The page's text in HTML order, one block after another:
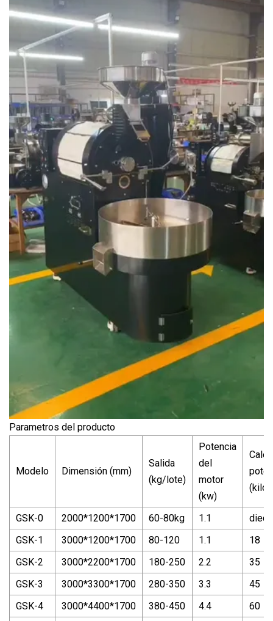
Parametros del producto
Modelo Dimensión (mm)
Salida
(kg/lote)
Potencia
del
motor
(kw)
GSK-0 2000*1200*1700 60-80kg 1.1
GSK-1
3000*1200*1700 80-120 1.1
18
GSK-2
3000*2200*1700 180-250 2.2
35
GSK-3
3000*3300*1700 280-350 3.3
45
GSK-4
3000*4400*1700 380-450 4.4 60